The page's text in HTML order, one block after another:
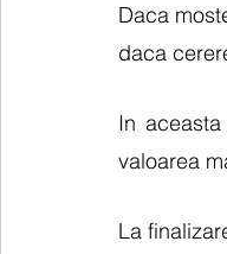
Daca
daca
In
valoarea
La